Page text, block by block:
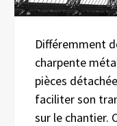
Différemment
charpente
pièces
faciliter son
sur le chantier.